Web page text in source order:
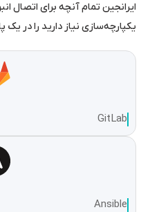
ایرانجین تمام آنچه برای اتصال
یکپارچه‌سازی نیاز دارید را در یک
GitLab
Ansible